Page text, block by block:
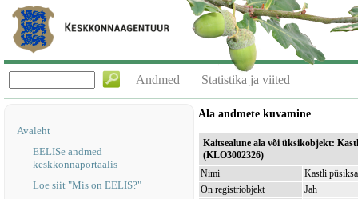
Andmed Statistika ja viited
Avaleht
EELISe andmed
keskkonnaportaalis
Loe siit "Mis on EELIS?"
Ala andmete kuvamine
Kaitsealune ala või üksikobjekt:
(KLO3002326)
Nimi
Kastli
On registriobjekt
Jah